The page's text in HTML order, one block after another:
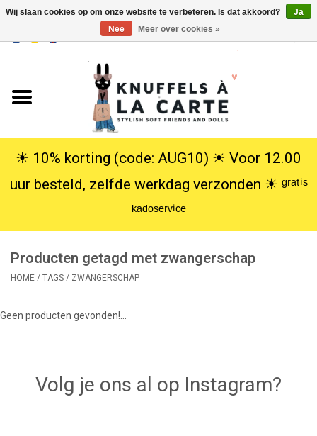
USD
Knuffels
Poppen
SALE
Merken
☀︎ 10% korting (code: AUG10) ☀︎ Voor 12.00
uur besteld, zelfde werkdag verzonden ☀︎ ᵍʳᵃᵗⁱˢ
ᵏᵃᵈᵒˢᵉʳᵛⁱᶜᵉ
Producten getagd met zwangerschap
HOME / TAGS / ZWANGERSCHAP
Geen producten gevonden!...
Volg je ons al op Instagram?
Wij slaan cookies op om onze website te verbeteren. Is dat akkoord?
Ja
Nee
Meer over cookies »